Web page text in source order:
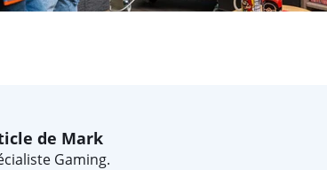
de Mark
Gaming.